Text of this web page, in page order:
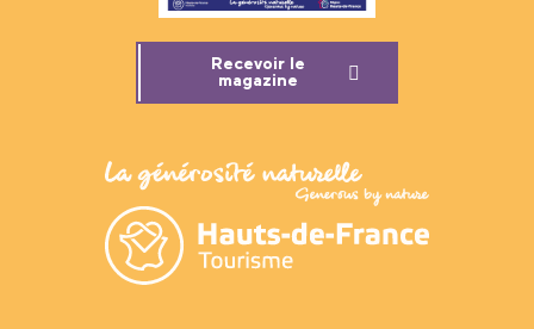
Recevoir le
magazine